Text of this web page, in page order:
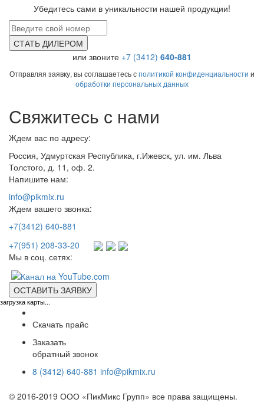
Убедитесь сами в уникальности нашей продукции!
СТАТЬ ДИЛЕРОМ
или звоните +7 (3412) 640-881
Отправляя заявку, вы соглашаетесь сполитикой конфиденциальности и
обработки персональных данных
Свяжитесь с нами
Ждем вас по адресу:
Россия, Удмуртская Республика, г.Ижевск, ул. им. Льва
Толстого, д. 11, оф. 2.
Напишите нам:
info@pikmix.ru
Ждем вашего звонка:
+7(3412) 640-881
+7(951) 208-33-20
Мы в соц. сетях:
ОСТАВИТЬ ЗАЯВКУ
загрузка карты...
Скачать прайс
Заказать
обратный звонок
8 (3412) 640-881 info@pikmix.ru
© 2016-2019 ООО «ПикМикс Групп» все права защищены.